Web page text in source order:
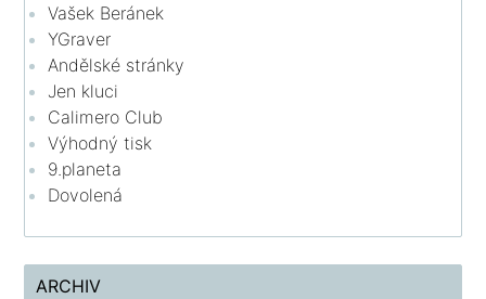
Vašek Beránek
YGraver
Andělské stránky
Jen kluci
Calimero Club
Výhodný tisk
9.planeta
Dovolená
ARCHIV